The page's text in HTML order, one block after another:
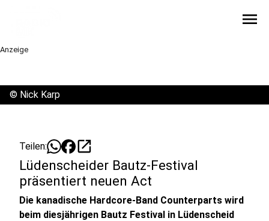
menu
Anzeige
© Nick Karp
Teilen: open_in_new
Lüdenscheider Bautz-Festival
präsentiert neuen Act
Die kanadische Hardcore-Band Counterparts wird
beim diesjährigen Bautz Festival in Lüdenscheid